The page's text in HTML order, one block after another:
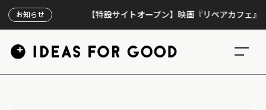
お知らせ 【特設サイトオープン】映画『リペアカフェ』、上